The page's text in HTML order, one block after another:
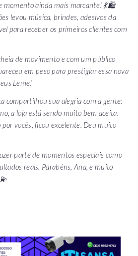
momento ainda mais marcante! 💃🛍️
levou música, brindes, adesivos da
para receber os primeiros clientes com
de movimento e com um público
em peso para prestigiar essa nova
Leme!
compartilhou sua alegria com a gente:
a loja está sendo muito bem aceita.
vocês, ficou excelente. Deu muito
parte de momentos especiais como
reais. Parabéns, Ana, e muito